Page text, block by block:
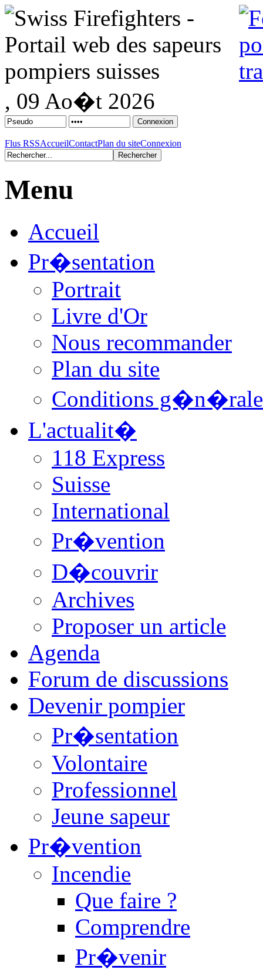
, 09 Ao�t 2026
Flus RSSAccueilContactPlan du siteConnexion
Menu
Accueil
Pr�sentation
Portrait
Livre d'Or
Nous recommander
Plan du site
Conditions
L'actualit�
118 Express
Suisse
International
Pr�vention
D�couvrir
Archives
Proposer un article
Agenda
Forum de discussions
Devenir pompier
Pr�sentation
Volontaire
Professionnel
Jeune sapeur
Pr�vention
Incendie
Que faire ?
Comprendre
Pr�venir